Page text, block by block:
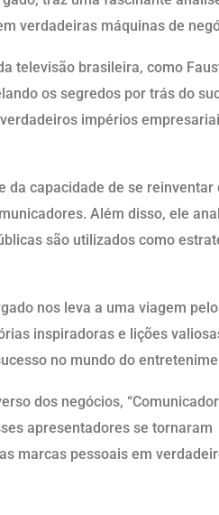
verdadeiras máquinas de
televisão brasileira, como
os segredos por trás do
impérios
da capacidade de se reinventar
Além disso, ele
são utilizados como
nos leva a uma viagem
inspiradoras e lições
no mundo do
dos negócios,
apresentadores se tornaram
marcas pessoais em